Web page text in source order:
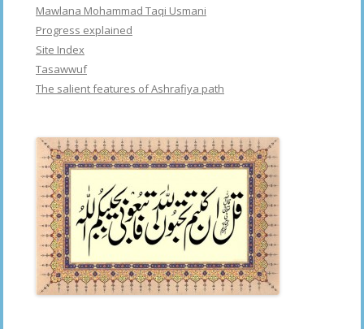
Mawlana Mohammad Taqi Usmani
Progress explained
Site Index
Tasawwuf
The salient features of Ashrafiya path